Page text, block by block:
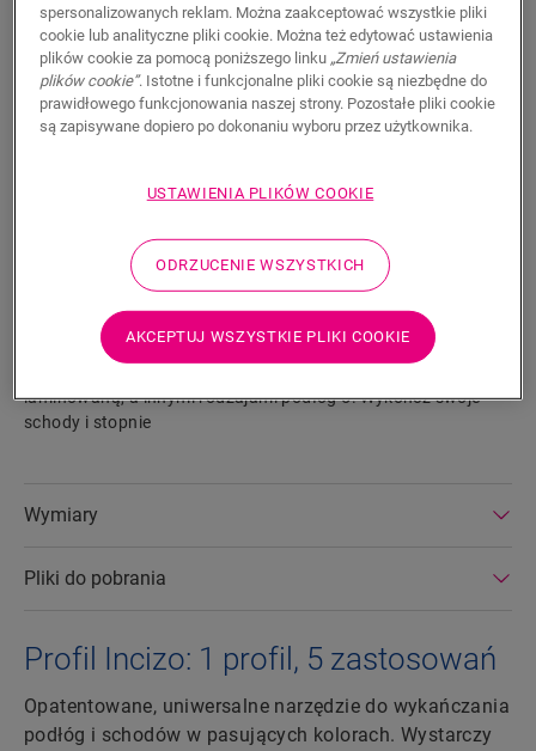
Właściwości produktu
Ten pojedynczy profil zapewnia wiele rozwiązań do
wykończenia podłogi, takich jak przejście między podłogami
lub wykończenie przy ścianie lub oknie. Wystarczy przyciąć
pasuje idealnie do koloru podłogi. Opakowanie zawiera jeden
uzyskać wodoszczelne wykończenie w wilgotnych
pomieszczeniach, zalecamy połączenie z paskiem piankowym
Foamstrip i zestawem Hydrokit. Profil Incizo umożliwia: 1.
Połącz dwie podłogi o różnej wysokości 2. Połącz dwie
podłogi o tej samej wysokości 3. Wykończ podłogę wzdłuż
laminowaną, a innymi rodzajami podłóg 5. Wykończ swoje
schody i stopnie
Wymiary
Pliki do pobrania
Profil Incizo: 1 profil, 5 zastosowań
Opatentowane, uniwersalne narzędzie do wykańczania
podłóg i schodów w pasujących kolorach. Wystarczy
spersonalizowanych reklam. Można zaakceptować wszystkie pliki
cookie lub analityczne pliki cookie. Można też edytować ustawienia
plików cookie za pomocą poniższego linku „Zmień ustawienia
plików cookie”. Istotne i funkcjonalne pliki cookie są niezbędne do
prawidłowego funkcjonowania naszej strony. Pozostałe pliki cookie
są zapisywane dopiero po dokonaniu wyboru przez użytkownika.
USTAWIENIA PLIKÓW COOKIE
ODRZUCENIE WSZYSTKICH
AKCEPTUJ WSZYSTKIE PLIKI COOKIE